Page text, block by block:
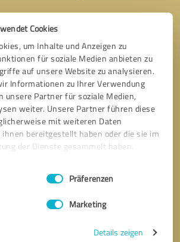
Cookies
um Inhalte und Anzeigen zu
für soziale Medien anbieten zu
auf unsere Website zu analysieren.
Informationen zu Ihrer Verwendung
unsere Partner für soziale Medien,
weiter. Unsere Partner führen diese
mit weiteren Daten
ihnen bereitgestellt haben oder die sie im
der Dienste gesammelt haben.
Präferenzen
Marketing
Details zeigen